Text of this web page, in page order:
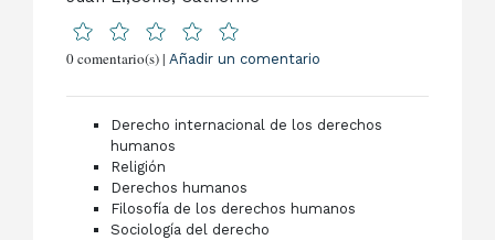
0 comentario(s) |Añadir un comentario
Derecho internacional de los derechos
humanos
Religión
Derechos humanos
Filosofía de los derechos humanos
Sociología del derecho